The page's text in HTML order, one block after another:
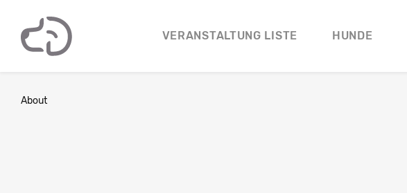
VERANSTALTUNG LISTE HUNDE
About